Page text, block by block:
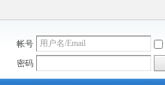
帐号
密码